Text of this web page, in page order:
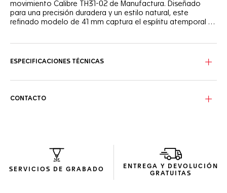
movimiento Calibre TH31-02 de Manufactura. Diseñado
para una precisión duradera y un estilo natural, este
refinado modelo de 41 mm captura el espíritu atemporal y
verde a juego con una escala de minutos blanca para una
color de la esfera, añade practicidad para el día.
perfecto. Un complemento perfecto para el carácter
moderno y atemporal del reloj.
En el corazón del reloj y visible a través del fondo de caja
ESPECIFICACIONES TÉCNICAS
CONTACTO
SERVICIOS DE GRABADO
ENTREGA Y DEVOLUCIÓN
GRATUITAS